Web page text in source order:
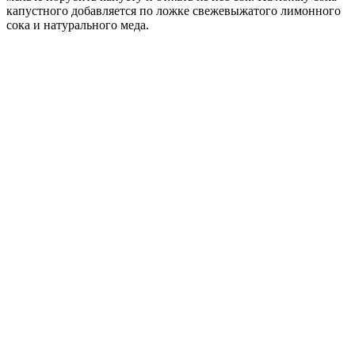
капустного добавляется по ложке свежевыжатого лимонного
сока и натурального меда.